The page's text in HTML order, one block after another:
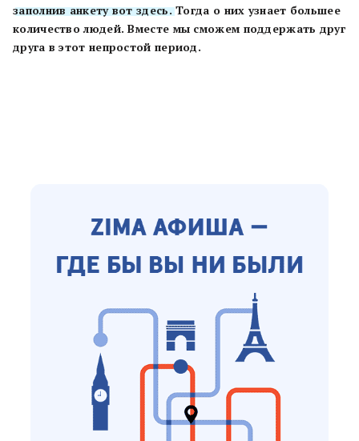
заполнив анкету вот здесь.Тогда о них узнает большее
количество людей. Вместе мы сможем поддержать друг
друга в этот непростой период.